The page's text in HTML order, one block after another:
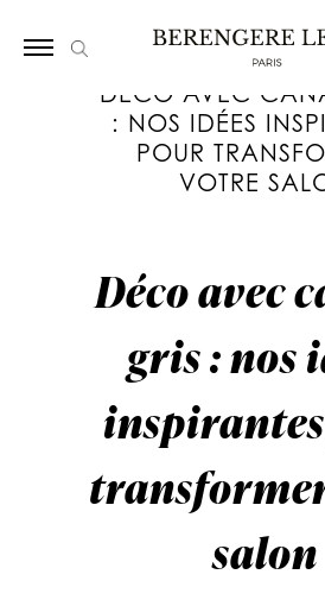
DÉCO AVEC
: NOS IDÉES
POUR
VOTRE
Déco avec
gris : nos
salon